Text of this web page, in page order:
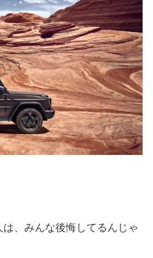
、みんな後悔してるんじゃ